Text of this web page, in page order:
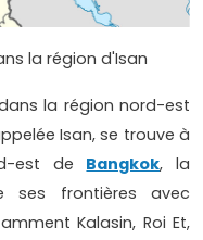
la région d'Isan
la région nord-est
Isan, se trouve à
est de Bangkok, la
ses frontières avec
Kalasin, Roi Et,